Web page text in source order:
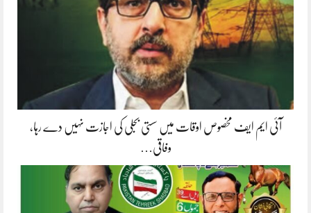
آئی ایم ایف مخصوص اوقات میں سستی بجلی کی اجازت نہیں دے رہا،
وفاقی…